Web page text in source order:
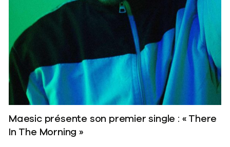
Maesic présente son premier single : « There
In The Morning »